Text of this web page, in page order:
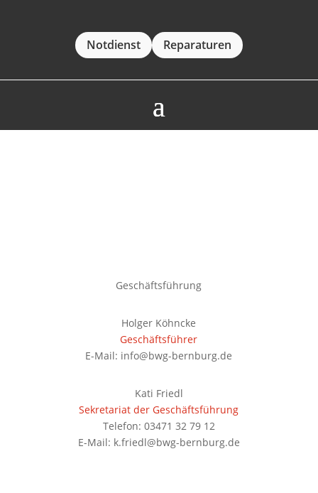
Notdienst Reparaturen
Geschäftsführung
Holger Köhncke
Geschäftsführer
E-Mail: info@bwg-bernburg.de
Kati Friedl
Sekretariat der Geschäftsführung
Telefon: 03471 32 79 12
E-Mail: k.friedl@bwg-bernburg.de